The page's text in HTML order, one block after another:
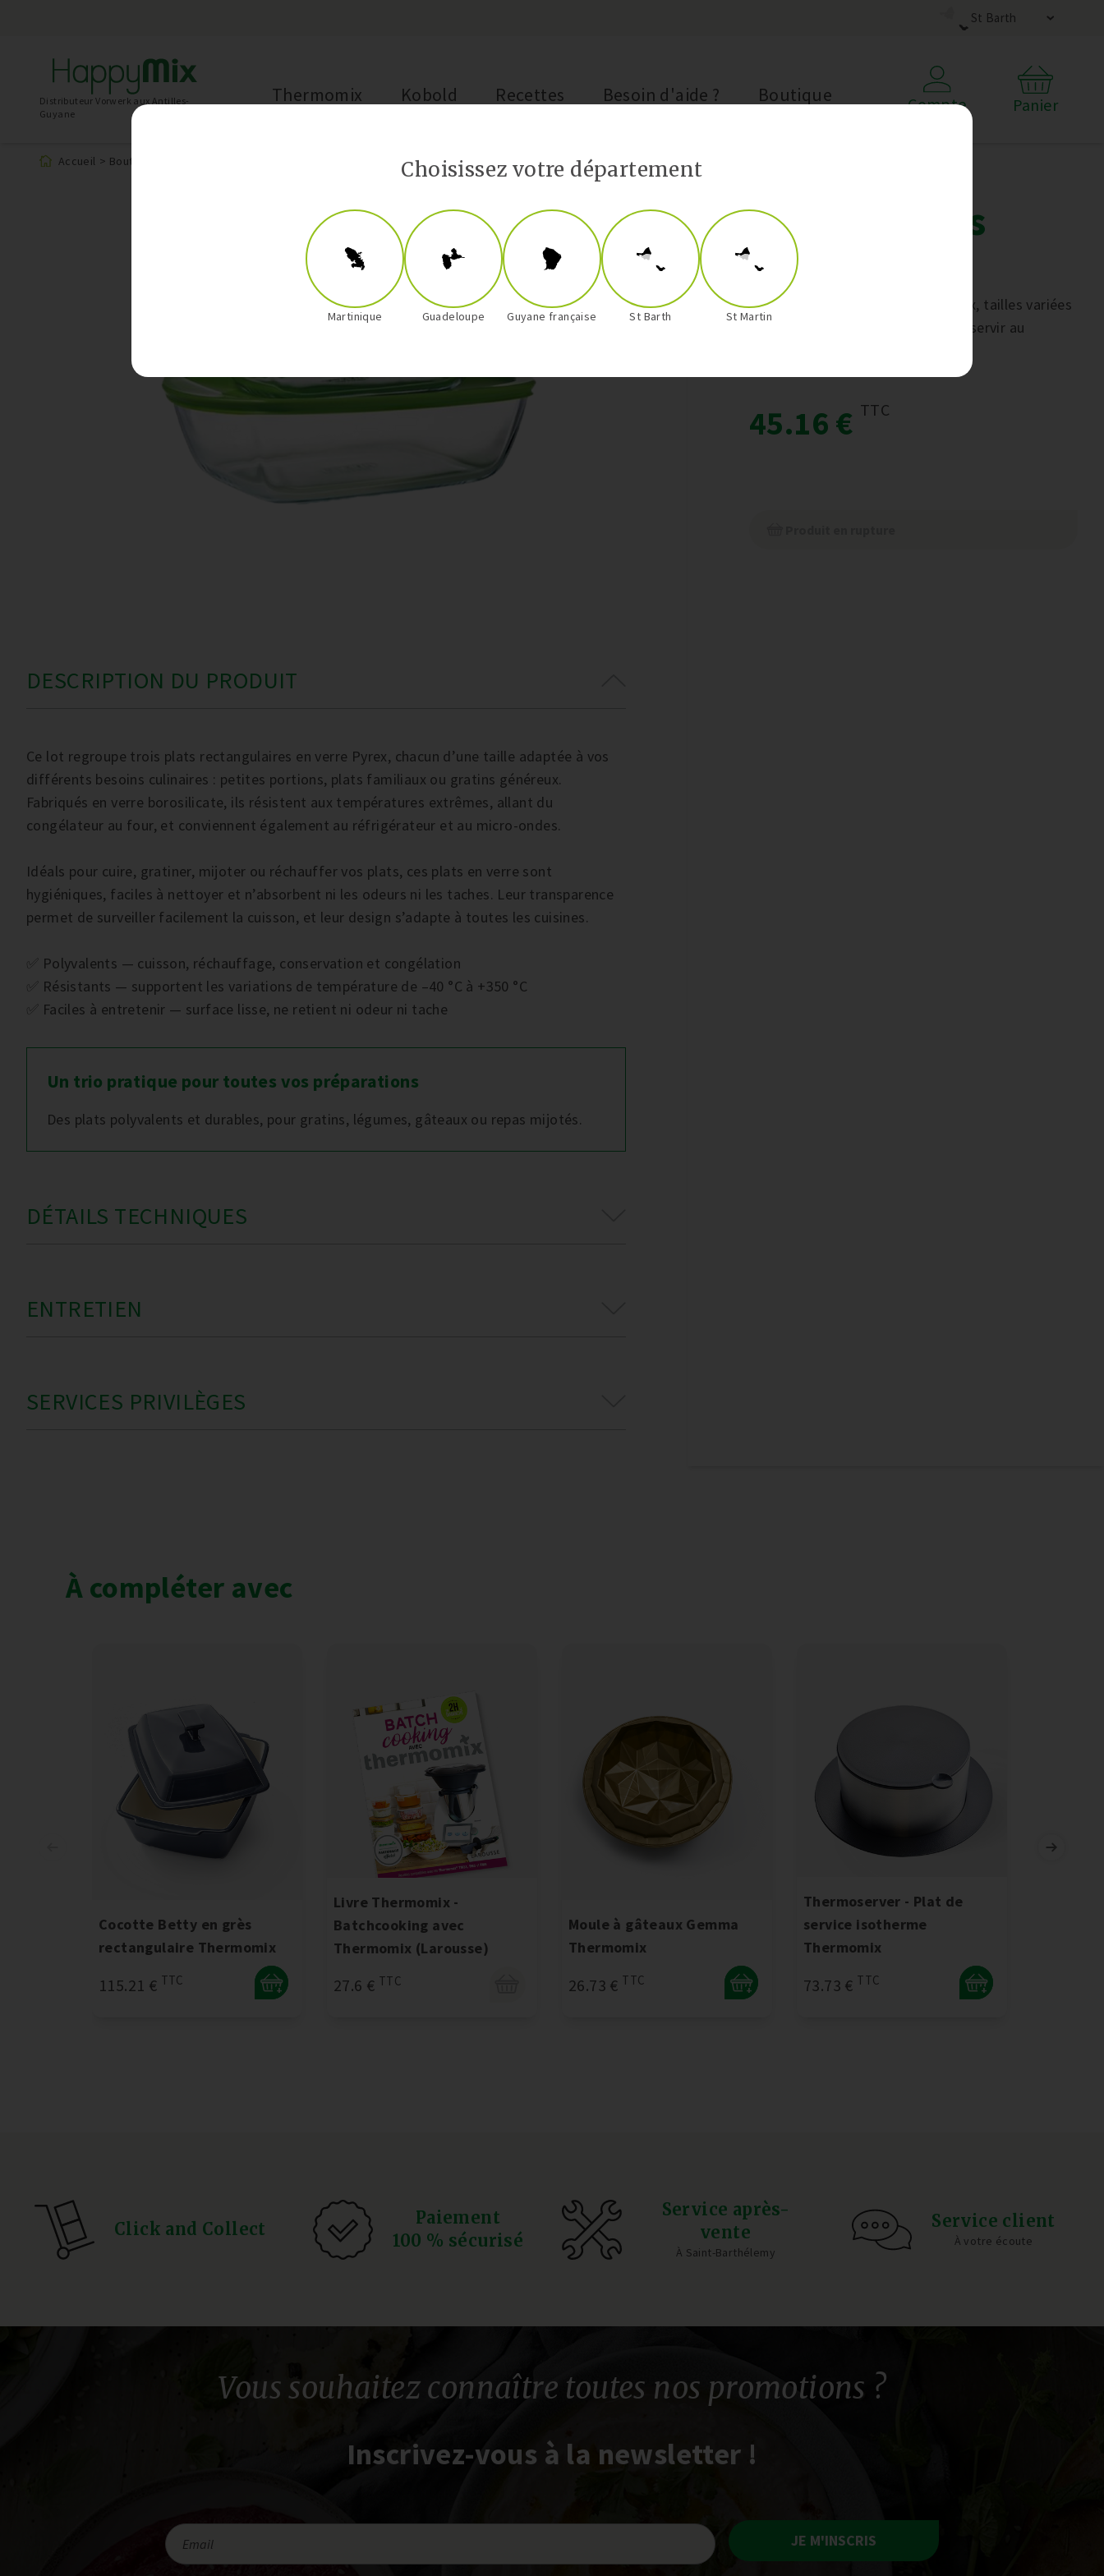
St Barth
Distributeur Vorwerk aux Antilles-
Guyane
Thermomix Kobold Recettes Besoin d'aide ? Boutique Compte Panier
Accueil > Boutique
DESCRIPTION DU PRODUIT
Ce lot regroupe trois plats rectangulaires en verre Pyrex, chacun d’une taille adaptée à vos
différents besoins culinaires : petites portions, plats familiaux ou gratins généreux.
Fabriqués en verre borosilicate, ils résistent aux températures extrêmes, allant du
congélateur au four, et conviennent également au réfrigérateur et au micro-ondes.
Idéals pour cuire, gratiner, mijoter ou réchauffer vos plats, ces plats en verre sont
hygiéniques, faciles à nettoyer et n’absorbent ni les odeurs ni les taches. Leur transparence
permet de surveiller facilement la cuisson, et leur design s’adapte à toutes les cuisines.
✅ Polyvalents — cuisson, réchauffage, conservation et congélation
✅ Résistants — supportent les variations de température de –40 °C à +350 °C
✅ Faciles à entretenir — surface lisse, ne retient ni odeur ni tache
Un trio pratique pour toutes vos préparations
Des plats polyvalents et durables, pour gratins, légumes, gâteaux ou repas mijotés.
DÉTAILS TECHNIQUES
ENTRETIEN
SERVICES PRIVILÈGES
Lot de 3 Plats
Pyrex
Lot de 3 plats à four en verre Pyrex, tailles variées
— l’idéal pour cuisiner, gratiner et servir au
45.16 € TTC
À compléter avec
Cocotte Betty en grès
rectangulaire Thermomix
115.21 € TTC
+
Livre Thermomix -
Batchcooking avec
Thermomix (Larousse)
27.6 € TTC
Moule à gâteaux Gemma
Thermomix
26.73 € TTC
+
Thermoserver - Plat de
service isotherme
Thermomix
73.73 € TTC
+
Click and Collect
Paiement
100 % sécurisé
Service après-
vente
À Saint-Barthélemy
Service client
À votre écoute
Vous souhaitez connaître toutes nos promotions ?
Inscrivez-vous à la newsletter !
JE M'INSCRIS
Choisissez votre département
Martinique Guadeloupe Guyane française St Barth St Martin